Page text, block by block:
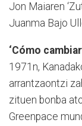
Jon Maiaren
Juanma Bajo
‘Cómo
1971n,
arrantzaontzi
zituen bonba
Greenpace